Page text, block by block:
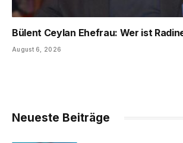
Bülent Ceylan Ehefrau: Wer ist
August 6, 2026
Neueste Beiträge